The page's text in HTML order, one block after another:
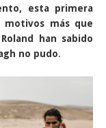
esta primera
motivos más que
han sabido
no pudo.